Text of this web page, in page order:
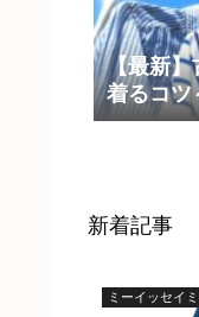
【最新】
着るコツ
新着記事
ミーイッセイ